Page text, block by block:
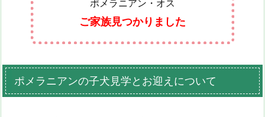
ポメラニアン・オス
ご家族見つかりました
ポメラニアンの子犬見学とお迎えについて